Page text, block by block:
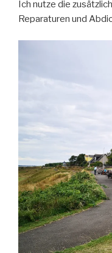
Ich nutze die
Reparaturen und